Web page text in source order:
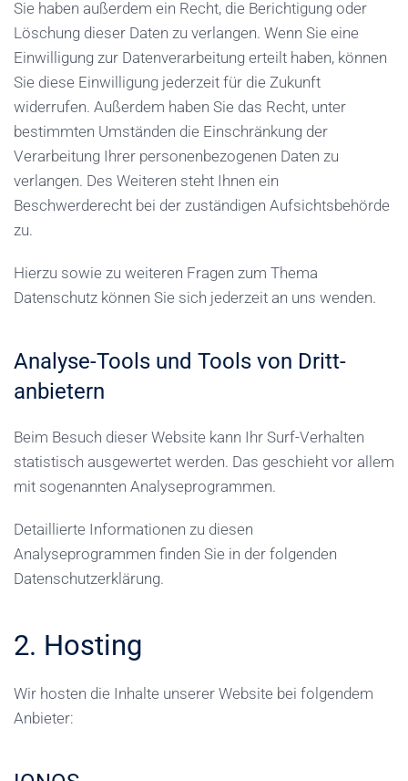
Sie haben außerdem ein Recht, die Berichtigung oder
Löschung dieser Daten zu verlangen. Wenn Sie eine
Einwilligung zur Datenverarbeitung erteilt haben, können
Sie diese Einwilligung jederzeit für die Zukunft
widerrufen. Außerdem haben Sie das Recht, unter
bestimmten Umständen die Einschränkung der
Verarbeitung Ihrer personenbezogenen Daten zu
verlangen. Des Weiteren steht Ihnen ein
Beschwerderecht bei der zuständigen Aufsichtsbehörde
zu.
Hierzu sowie zu weiteren Fragen zum Thema
Datenschutz können Sie sich jederzeit an uns wenden.
Analyse-Tools und Tools von Dritt­
anbietern
Beim Besuch dieser Website kann Ihr Surf-Verhalten
statistisch ausgewertet werden. Das geschieht vor allem
mit sogenannten Analyseprogrammen.
Detaillierte Informationen zu diesen
Analyseprogrammen finden Sie in der folgenden
Datenschutzerklärung.
2. Hosting
Wir hosten die Inhalte unserer Website bei folgendem
Anbieter: